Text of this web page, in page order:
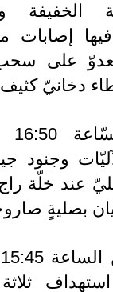
الخفيفة
فيها إصابات
على سحب
دخانيّ
وجنود
عند خلّة
بصليةٍ
16:50 استهداف